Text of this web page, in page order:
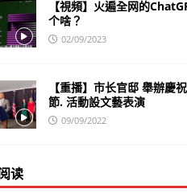
【視頻】火遍全网的
个啥？
02/09/2023
【重播】市长官邸 舉辦慶
節. 活動設文藝表演
09/09/2022
读